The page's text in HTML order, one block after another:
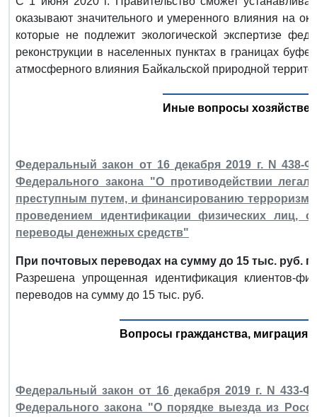
оказывают значительного и умеренного влияния на
которые не подлежит экологической экспертизе
реконструкции в населенных пунктах в границах
атмосферного влияния Байкальской природной
Иные вопросы
Федеральный закон от 16 декабря 2019 г. N
Федерального закона "О противодействии
преступным путем, и финансированию
проведением идентификации физических лиц,
переводы денежных средств"
При почтовых переводах на сумму до 15 тыс. руб.
Разрешена упрощенная идентификация клиентов-
переводов на сумму до 15 тыс. руб.
Вопросы гражданства,
Федеральный закон от 16 декабря 2019 г. N 433-
Федерального закона "О порядке выезда из